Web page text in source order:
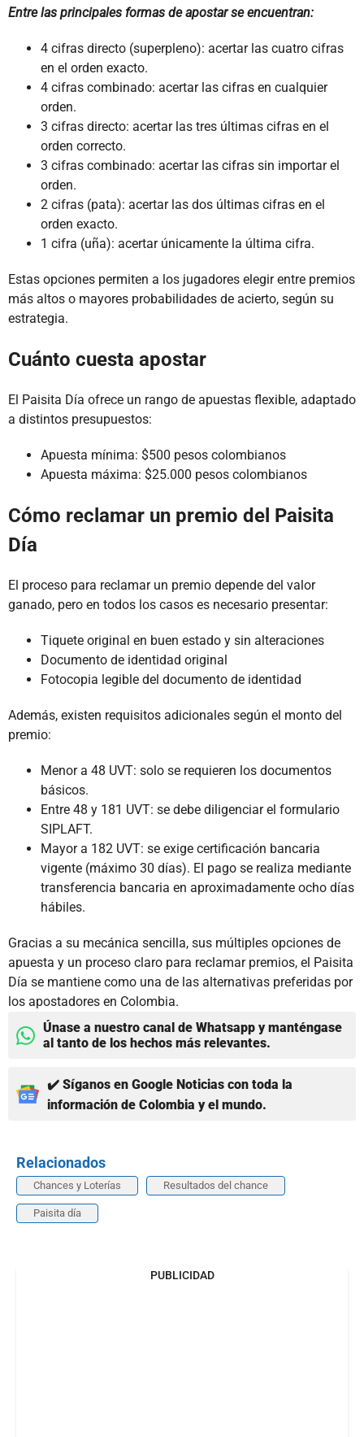
Entre las principales formas de apostar se encuentran:
4 cifras directo (superpleno): acertar las cuatro cifras
en el orden exacto.
4 cifras combinado: acertar las cifras en cualquier
orden.
3 cifras directo: acertar las tres últimas cifras en el
orden correcto.
3 cifras combinado: acertar las cifras sin importar el
orden.
2 cifras (pata): acertar las dos últimas cifras en el
orden exacto.
1 cifra (uña): acertar únicamente la última cifra.
Estas opciones permiten a los jugadores elegir entre premios
más altos o mayores probabilidades de acierto, según su
estrategia.
Cuánto cuesta apostar
El Paisita Día ofrece un rango de apuestas flexible, adaptado
a distintos presupuestos:
Apuesta mínima: $500 pesos colombianos
Apuesta máxima: $25.000 pesos colombianos
Cómo reclamar un premio del Paisita
Día
El proceso para reclamar un premio depende del valor
ganado, pero en todos los casos es necesario presentar:
Tiquete original en buen estado y sin alteraciones
Documento de identidad original
Fotocopia legible del documento de identidad
Además, existen requisitos adicionales según el monto del
premio:
Menor a 48 UVT: solo se requieren los documentos
básicos.
Entre 48 y 181 UVT: se debe diligenciar el formulario
SIPLAFT.
Mayor a 182 UVT: se exige certificación bancaria
vigente (máximo 30 días). El pago se realiza mediante
transferencia bancaria en aproximadamente ocho días
hábiles.
Gracias a su mecánica sencilla, sus múltiples opciones de
apuesta y un proceso claro para reclamar premios, el Paisita
Día se mantiene como una de las alternativas preferidas por
los apostadores en Colombia.
Únase a nuestro canal de Whatsapp y manténgase
al tanto de los hechos más relevantes.
✔️ Síganos en Google Noticias con toda la
información de Colombia y el mundo.
Relacionados
Chances y Loterías Resultados del chance
Paisita día
PUBLICIDAD